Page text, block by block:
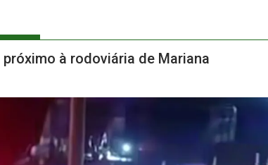
à rodoviária de Mariana